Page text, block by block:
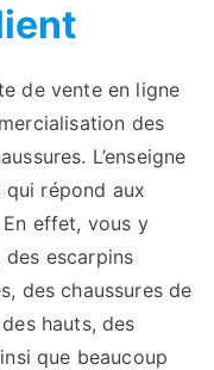
de vente en ligne
des
L’enseigne
répond aux
effet, vous y
escarpins
des chaussures de
hauts, des
que beaucoup